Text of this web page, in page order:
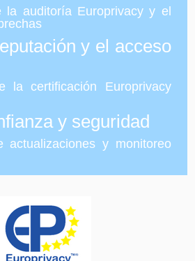
la auditoría Europrivacy y el
y el acceso
la certificación Europrivacy
y seguridad
actualizaciones y monitoreo